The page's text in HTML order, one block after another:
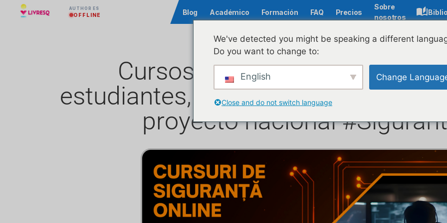
AUTHOR ES
OFFLINE Blog Académico Formación FAQ Precios
Sobre
nosotros
Cursos gratuitos de
estudiantes, adultos y empresarios
proyecto nacional
We've detected you might be speaking a different
Do you want to change to:
English Change
Close and do not switch language